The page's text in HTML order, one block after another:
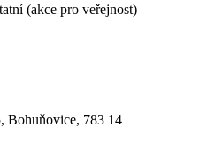
(akce pro veřejnost)
Bohuňovice, 783 14